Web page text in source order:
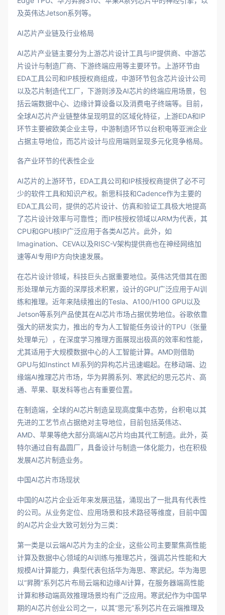
及英伟达Jetson系列等。
AI芯片产业链及行业格局
AI芯片产业链主要分为上游芯片设计工具与IP提供商、中游芯
片设计与制造厂商、下游终端应用等主要环节。上游环节由
EDA工具公司和IP核授权商组成，中游环节包含芯片设计公司
以及芯片制造代工厂，下游则涉及AI芯片的终端应用场景，包
括云端数据中心、边缘计算设备以及消费电子终端等。目前，
全球AI芯片产业链整体呈现明显的区域化特征，上游EDA和IP
环节主要被欧美企业主导，中游制造环节以台积电等亚洲企业
占据主导地位，而芯片设计与应用端则呈现多元化竞争格局。
各产业环节的代表性企业
AI芯片的上游环节，EDA工具公司和IP核授权商提供了必不可
少的软件工具和知识产权。新思科技和Cadence作为主要的
EDA工具公司，提供的芯片设计、仿真和验证工具极大地提高
了芯片设计效率与可靠性；而IP核授权领域以ARM为代表，其
CPU和GPU核IP广泛应用于各类AI芯片。此外，如
Imagination、CEVA以及RISC-V架构提供商也在神经网络加
速等AI专用IP方向快速发展。
在芯片设计领域，科技巨头占据重要地位。英伟达凭借其在图
形处理单元方面的深厚技术积累，设计的GPU广泛应用于AI训
练和推理。近年来陆续推出的Tesla、A100/H100 GPU以及
Jetson等系列产品使其在AI芯片市场占据优势地位。谷歌依靠
强大的研发实力，推出的专为人工智能任务设计的TPU（张量
处理单元），在深度学习推理方面展现出极高的效率和性能，
尤其适用于大规模数据中心的人工智能计算。AMD则借助
GPU与如Instinct MI系列的异构芯片迅速崛起。在移动端、边
缘端AI推理芯片市场，华为昇腾系列、寒武纪的思元芯片、高
通、苹果、联发科等也占有重要位置。
在制造端，全球的AI芯片制造呈现高度集中态势，台积电以其
先进的工艺节点占据绝对主导地位，目前包括英伟达、
AMD、苹果等绝大部分高端AI芯片均由其代工制造。此外，英
特尔通过自有晶圆厂，具备设计与制造一体化能力，也在积极
发展AI芯片制造业务。
中国AI芯片市场现状
中国的AI芯片企业近年来发展迅猛，涌现出了一批具有代表性
的公司。从业务定位、应用场景和技术路径等维度，目前中国
的AI芯片企业大致可划分为三类：
第一类是以云端AI芯片为主的企业，这些公司主要聚焦高性能
计算及数据中心领域的AI训练与推理芯片，强调芯片性能和大
规模AI计算能力，典型代表包括华为海思、寒武纪。华为海思
以“昇腾”系列芯片布局云端和边缘AI计算，在服务器端高性能
计算和移动端高效推理场景均有广泛应用。寒武纪作为中国早
期的AI芯片创业公司之一，以其“思元”系列芯片在云端推理及